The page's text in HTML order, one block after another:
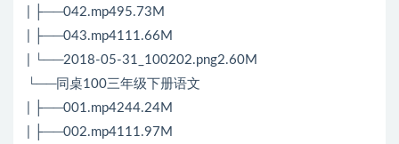
| ├──042.mp495.73M
| ├──043.mp4111.66M
| └──2018-05-31_100202.png2.60M
└──同桌100三年级下册语文
| ├──001.mp4244.24M
| ├──002.mp4111.97M